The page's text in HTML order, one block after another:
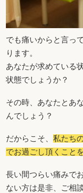
でも痛いからと言っ
ります。
あなたが求めている
状態でしょうか？
その時、あなたとあ
んでしょう？
だからこそ、 私たち
でお過ごし頂くこと
長い間つらい痛みで
ない方は是非、ご相